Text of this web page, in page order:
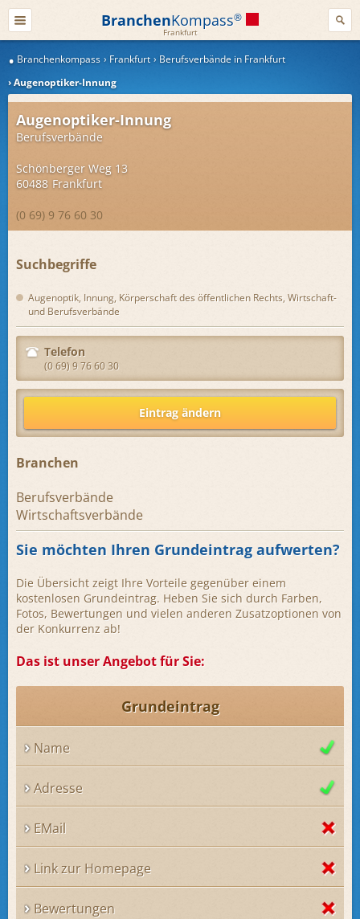
BranchenKompass®
Frankfurt
Branchenkompass Frankfurt
Berufsverbände in Frankfurt
Augenoptiker-Innung
Augenoptiker-Innung
Berufsverbände
Schönberger Weg 13
60488 Frankfurt
(0 69) 9 76 60 30
Suchbegriffe
Augenoptik, Innung, Körperschaft des öffentlichen Rechts, Wirtschaft-
und Berufsverbände
Telefon
(0 69) 9 76 60 30
Eintrag ändern
Branchen
Berufsverbände
Wirtschaftsverbände
Sie möchten Ihren Grundeintrag aufwerten?
Die Übersicht zeigt Ihre Vorteile gegenüber einem
kostenlosen Grundeintrag. Heben Sie sich durch Farben,
Fotos, Bewertungen und vielen anderen Zusatzoptionen von
der Konkurrenz ab!
Das ist unser Angebot für Sie:
Grundeintrag
Name
Adresse
EMail
Link zur Homepage
Bewertungen